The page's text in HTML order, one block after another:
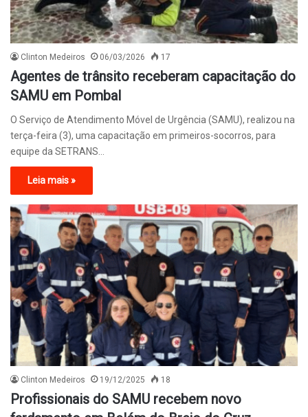
Clinton Medeiros 06/03/2026 17
Agentes de trânsito receberam capacitação do
SAMU em Pombal
O Serviço de Atendimento Móvel de Urgência (SAMU), realizou na
terça-feira (3), uma capacitação em primeiros-socorros, para
equipe da SETRANS…
Leia mais »
Clinton Medeiros 19/12/2025 18
Profissionais do SAMU recebem novo